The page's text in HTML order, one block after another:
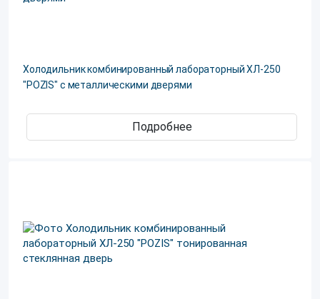
Холодильник комбинированный лабораторный ХЛ-250
"POZIS" с металлическими дверями
Подробнее